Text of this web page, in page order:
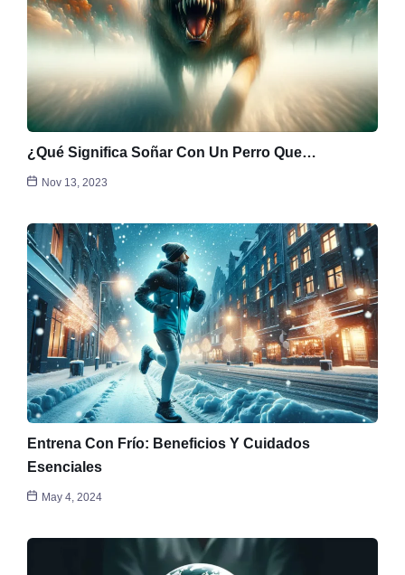
¿Qué Significa Soñar Con Un Perro Que…
Nov 13, 2023
Entrena Con Frío: Beneficios Y Cuidados
Esenciales
May 4, 2024